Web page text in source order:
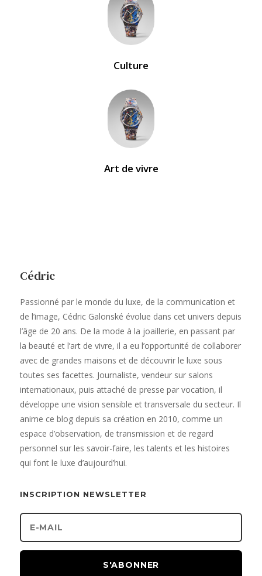
Culture
Art de vivre
Cédric
Passionné par le monde du luxe, de la communication et
de l’image, Cédric Galonské évolue dans cet univers depuis
l’âge de 20 ans. De la mode à la joaillerie, en passant par
la beauté et l’art de vivre, il a eu l’opportunité de collaborer
avec de grandes maisons et de découvrir le luxe sous
toutes ses facettes. Journaliste, vendeur sur salons
internationaux, puis attaché de presse par vocation, il
développe une vision sensible et transversale du secteur. Il
anime ce blog depuis sa création en 2010, comme un
espace d’observation, de transmission et de regard
personnel sur les savoir-faire, les talents et les histoires
qui font le luxe d’aujourd’hui.
INSCRIPTION NEWSLETTER
S'ABONNER